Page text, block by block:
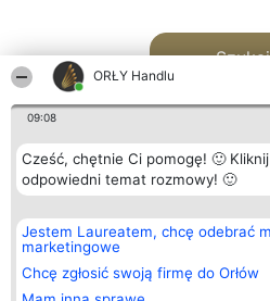
ORŁY Handlu
09:08
Cześć, chętnie Ci pomogę! 🙂
odpowiedni temat rozmowy! 🙂
Jestem Laureatem, chcę odebrać
marketingowe
Chcę zgłosić swoją firmę do Orłów
Szukaj
Organizator plebiscytu
Bright Side Solutions sp. z o.
o. sp. k.
ul. Ruska 22
Wrocław 50-079
KRS 0000749100 | Regon
Plebiscyt
Laureaci
wszystkich
Laureatów